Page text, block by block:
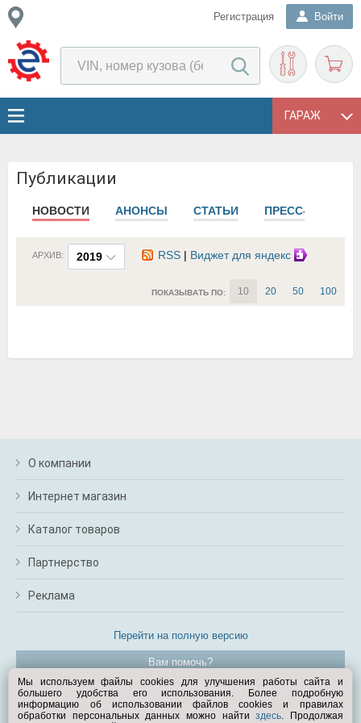
Регистрация Войти
ГАРАЖ
Публикации
НОВОСТИ АНОНСЫ СТАТЬИ ПРЕСС-РЕЛИЗЫ
2019
АРХИВ: RSS | Виджет для яндекс
ПОКАЗЫВАТЬ ПО: 10 20 50 100
О компании
Интернет магазин
Каталог товаров
Партнерство
Реклама
Перейти на полную версию
Вам помочь?
© Exist.ru 1998—2026
Мы используем файлы cookies для улучшения работы сайта и
большего удобства его использования. Более подробную
информацию об использовании файлов cookies и правилах
обработки персональных данных можно найтиздесь. Продолжая